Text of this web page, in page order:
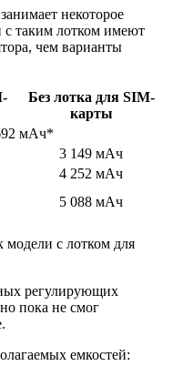
некоторое
с таким лотком имеют
чем варианты
Без лотка для SIM-
карты
мАч*
3 149 мАч
4 252 мАч
5 088 мАч
модели с лотком для
регулирующих
пока не смог
емкостей: